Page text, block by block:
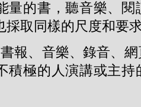
量的書，聽音樂、閱
採取同樣的尺度和要
報、音樂、錄音、
積極的人演講或主持